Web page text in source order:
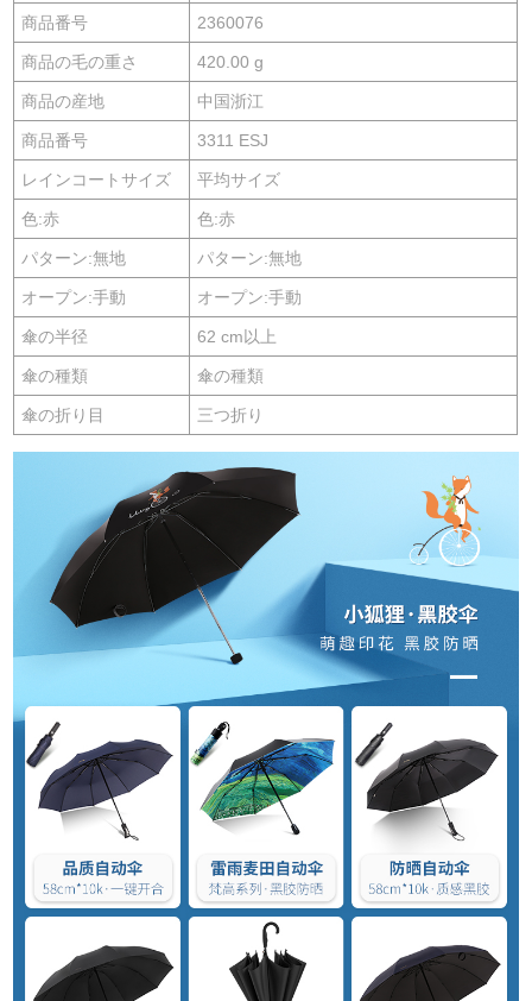
商品番号 2360076
商品の毛の重さ 420.00 g
商品の産地 中国浙江
商品番号 3311 ESJ
レインコートサイズ 平均サイズ
色:赤 色:赤
パターン:無地 パターン:無地
オープン:手動 オープン:手動
傘の半径 62 cm以上
傘の種類 傘の種類
傘の折り目 三つ折り